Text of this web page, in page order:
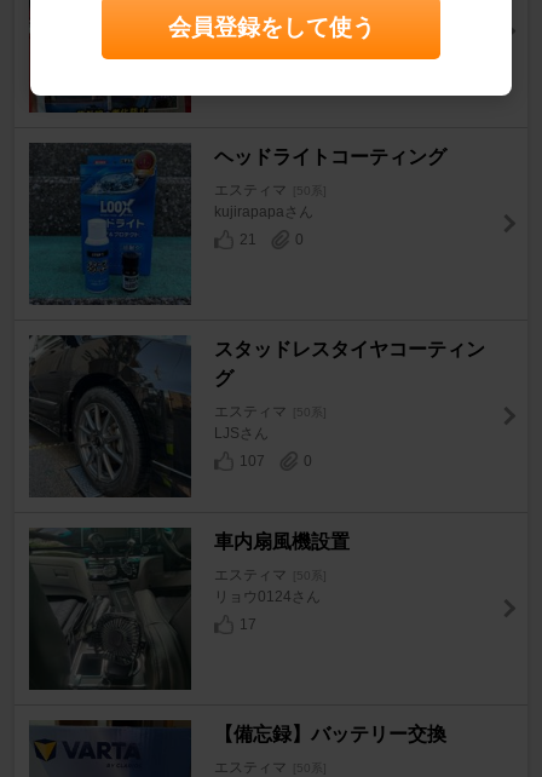
エスティマ [50系]
ヘッドライトコーティング
エスティマ [50系]
kujirapapaさん
21
0
スタッドレスタイヤコーティン
グ
エスティマ [50系]
LJSさん
107
0
車内扇風機設置
エスティマ [50系]
リョウ0124さん
17
【備忘録】バッテリー交換
エスティマ [50系]
会員登録をして使う